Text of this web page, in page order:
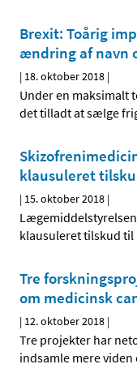
Brexit: Toårig
ændring af navn
| 18. oktober 2018 |
Under en maksimalt
det tilladt at sælge
klausuleret
| 15. oktober 2018 |
klausuleret tilskud
Tre
om medicinsk
| 12. oktober 2018 |
Tre projekter har
indsamle mere